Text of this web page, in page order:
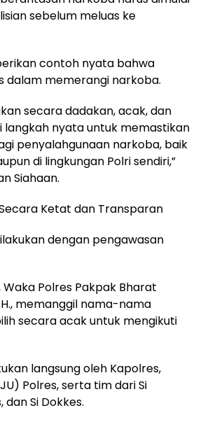
sebelum meluas ke
contoh nyata bahwa
dalam memerangi narkoba.
secara dadakan, acak, dan
nyata untuk memastikan
penyalahgunaan narkoba, baik
di lingkungan Polri sendiri,”
Siahaan.
Ketat dan Transparan
dengan pengawasan
Polres Pakpak Bharat
memanggil nama-nama
secara acak untuk mengikuti
langsung oleh Kapolres,
Polres, serta tim dari Si
dan Si Dokkes.